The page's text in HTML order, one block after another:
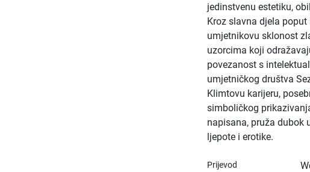
jedinstvenu estetiku,
Kroz slavna djela poput
umjetnikovu sklonost
uzorcima koji
povezanost s
umjetničkog društva
Klimtovu karijeru,
simboličkog
napisana, pruža dubok
ljepote i erotike.
Prijevod